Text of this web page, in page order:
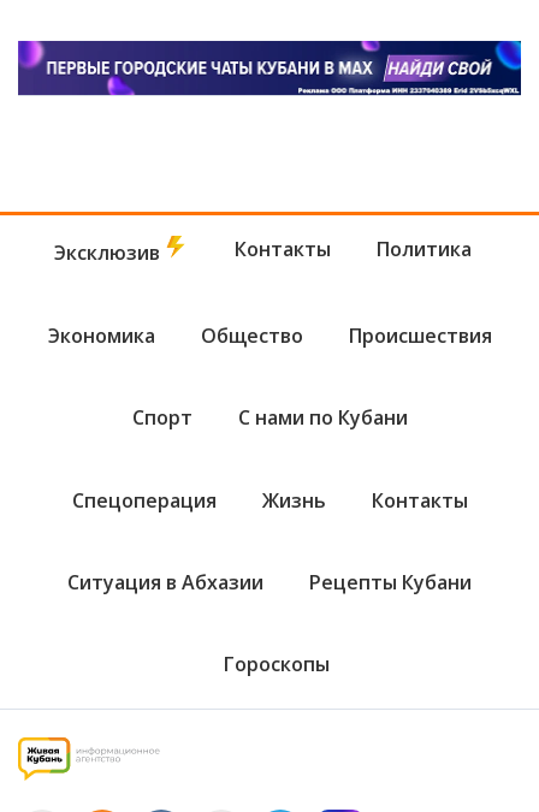
Эксклюзив Контакты Политика
Экономика Общество Происшествия
Спорт С нами по Кубани
Спецоперация Жизнь Контакты
Ситуация в Абхазии Рецепты Кубани
Гороскопы